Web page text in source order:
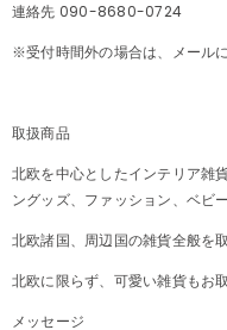
連絡先 090-8680-0724
※受付時間外の場合は、メール
取扱商品
北欧を中心としたインテリア雑
ングッズ、ファッション、ベビ
北欧諸国、周辺国の雑貨全般を
北欧に限らず、可愛い雑貨もお
メッセージ